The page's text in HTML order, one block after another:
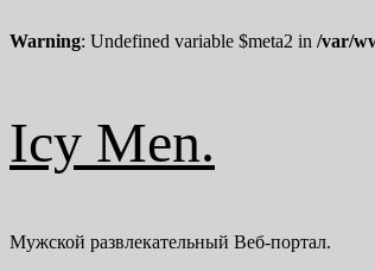
Warning: Undefined variable $meta2 in /var/
содержимому
Icy Men.
Мужской развлекательный Веб-портал.